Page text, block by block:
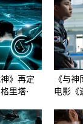
》再定
里塔·
《与
电影《